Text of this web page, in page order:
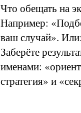
Что обещать на
Например:
ваш случай».
Заберёте
именами:
стратегия» и